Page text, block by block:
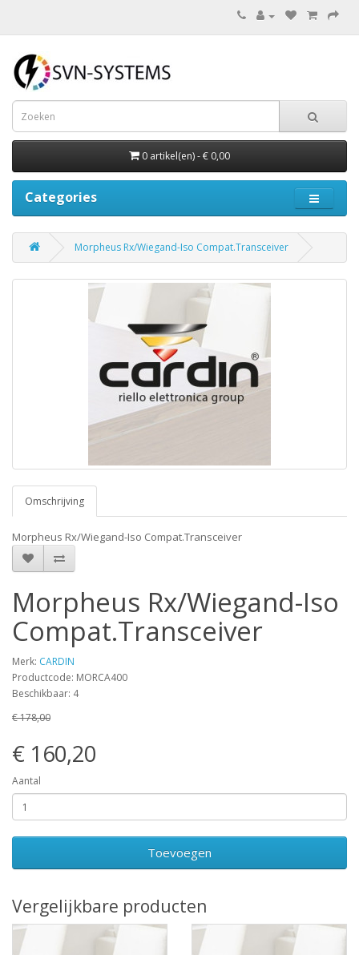
0 artikel(en) - € 0,00
Categories
Morpheus Rx/Wiegand-Iso Compat.Transceiver
Omschrijving
Morpheus Rx/Wiegand-Iso Compat.Transceiver
Morpheus Rx/Wiegand-Iso
Compat.Transceiver
Merk: CARDIN
Productcode: MORCA400
Beschikbaar: 4
€ 178,00
€ 160,20
Aantal
Toevoegen
Vergelijkbare producten